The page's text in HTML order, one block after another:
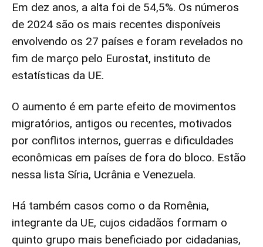
Em dez anos, a alta foi de 54,5%. Os números
de 2024 são os mais recentes disponíveis
envolvendo os 27 países e foram revelados no
fim de março pelo Eurostat, instituto de
estatísticas da UE.
O aumento é em parte efeito de movimentos
migratórios, antigos ou recentes, motivados
por conflitos internos, guerras e dificuldades
econômicas em países de fora do bloco. Estão
nessa lista Síria, Ucrânia e Venezuela.
Há também casos como o da Romênia,
integrante da UE, cujos cidadãos formam o
quinto grupo mais beneficiado por cidadanias,